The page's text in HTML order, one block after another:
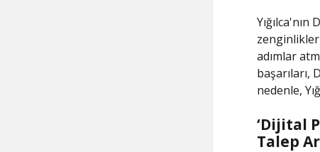
adımlar
başarıları,
nedenle,
‘Dijital
Talep